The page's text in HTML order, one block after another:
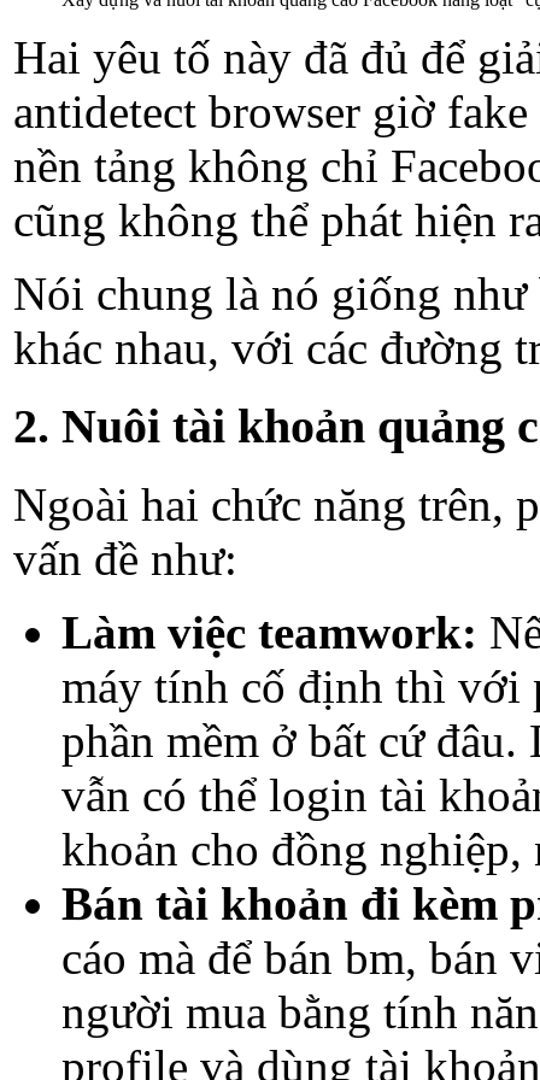
Hai yêu tố này đã đủ để
antidetect browser giờ fake
nền tảng không chỉ
cũng không thể phát hiện
Nói chung là nó giống
khác nhau, với các đường
2. Nuôi tài khoản quảng
Ngoài hai chức năng trên,
vấn đề như:
Làm việc teamwork:
máy tính cố định thì với
phần mềm ở bất cứ
vẫn có thể login tài
khoản cho đồng
Bán tài khoản đi kèm
cáo mà để bán bm, bán
người mua bằng tính
profile và dùng tài